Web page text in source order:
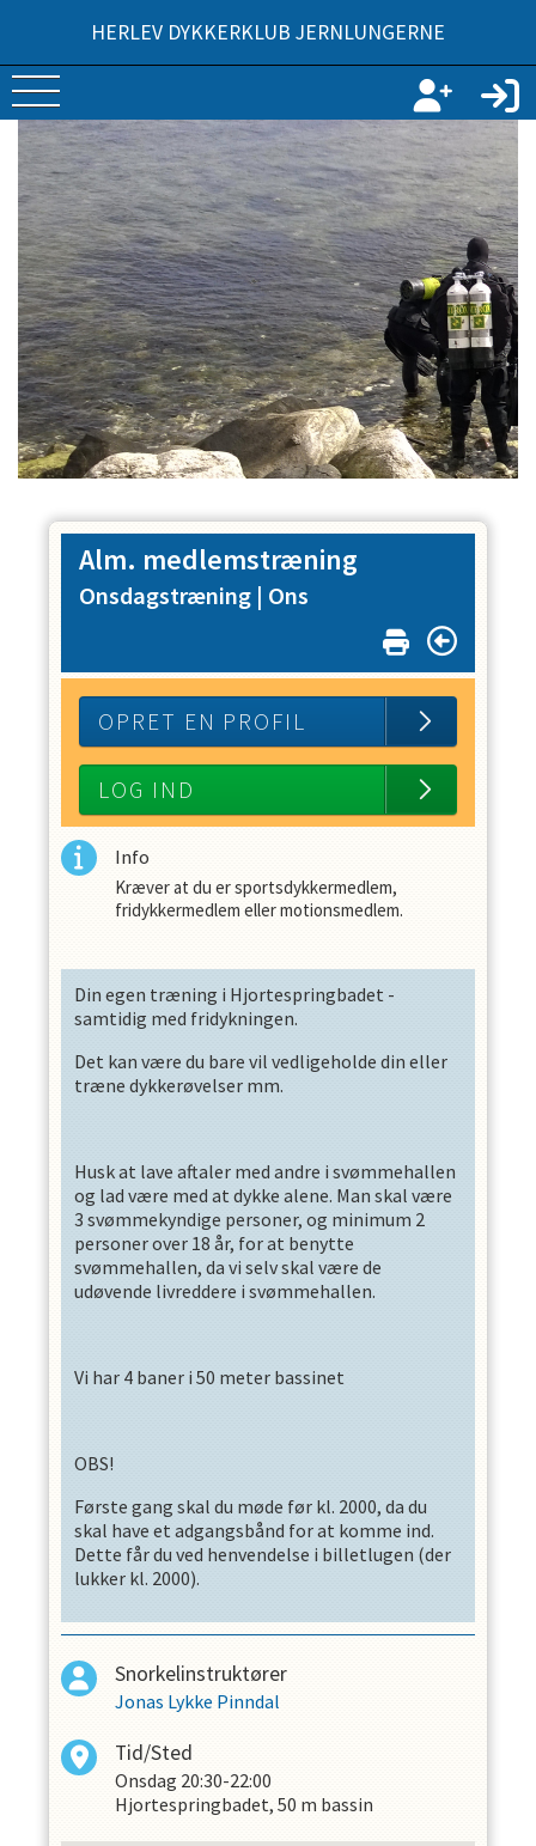
HERLEV DYKKERKLUB JERNLUNGERNE
Alm. medlemstræning
Onsdagstræning | Ons
OPRET EN PROFIL
LOG IND
Info
Kræver at du er sportsdykkermedlem,
fridykkermedlem eller motionsmedlem.
Din egen træning i Hjortespringbadet -
samtidig med fridykningen.
Det kan være du bare vil vedligeholde din eller
træne dykkerøvelser mm.
Husk at lave aftaler med andre i svømmehallen
og lad være med at dykke alene. Man skal være
3 svømmekyndige personer, og minimum 2
personer over 18 år, for at benytte
svømmehallen, da vi selv skal være de
udøvende livreddere i svømmehallen.
Vi har 4 baner i 50 meter bassinet
OBS!
Første gang skal du møde før kl. 2000, da du
skal have et adgangsbånd for at komme ind.
Dette får du ved henvendelse i billetlugen (der
lukker kl. 2000).
Snorkelinstruktører
Jonas Lykke Pinndal
Tid/Sted
Onsdag 20:30-22:00
Hjortespringbadet, 50 m bassin